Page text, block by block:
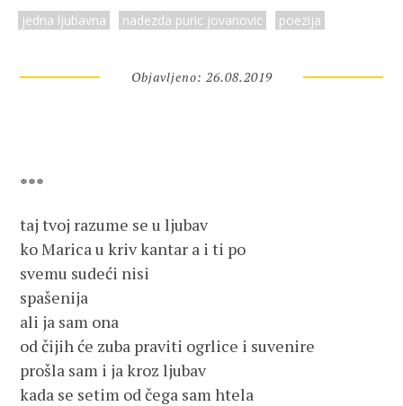
jedna ljubavna nadezda puric jovanovic poezija
Objavljeno: 26.08.2019
***
taj tvoj razume se u ljubav
ko Marica u kriv kantar a i ti po
svemu sudeći nisi
spašenija
ali ja sam ona
od čijih će zuba praviti ogrlice i suvenire
prošla sam i ja kroz ljubav
kada se setim od čega sam htela